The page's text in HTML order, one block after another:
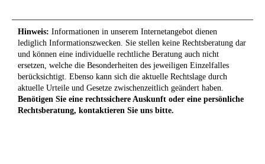
Hinweis: Informationen in unserem Internetangebot dienen
lediglich Informationszwecken. Sie stellen keine Rechtsberatung dar
und können eine individuelle rechtliche Beratung auch nicht
ersetzen, welche die Besonderheiten des jeweiligen Einzelfalles
berücksichtigt. Ebenso kann sich die aktuelle Rechtslage durch
aktuelle Urteile und Gesetze zwischenzeitlich geändert haben.
Benötigen Sie eine rechtssichere Auskunft oder eine persönliche
Rechtsberatung, kontaktieren Sie uns bitte.